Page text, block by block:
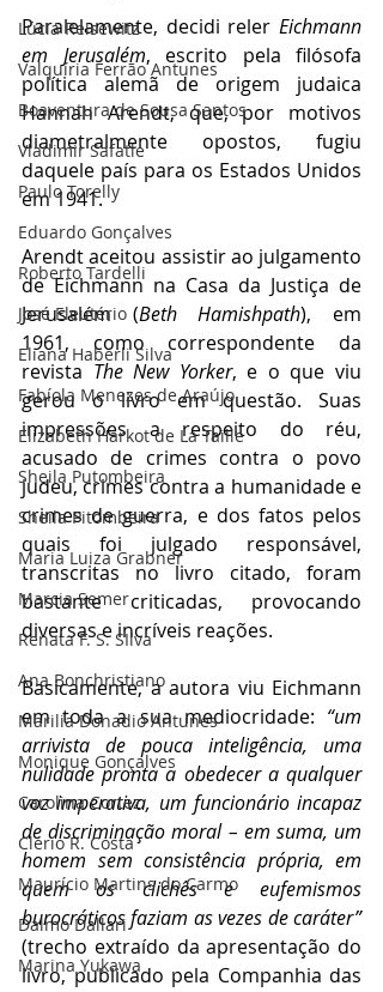
Lúcia Reisewitz
Valquíria Ferrão Antunes
Boaventura de Sousa Santos
Vladimir Safatle
Paulo Torelly
Eduardo Gonçalves
Roberto Tardelli
José Eleutério
Eliana Haberli Silva
Fabíola Menezes de Araújo
Elizabeth Harkot de La Taille
Sheila Putombeira
Sheila Pitombeira
Maria Luiza Grabner
Marcia Semer
Renata F. S. SIlva
Ana Bonchristiano
Marilia Donadio Antunes
Monique Gonçalves
Carolina Cortez
Clério R. Costa
Maurício Martins do Carmo
Dalmo Dallari
Marina Yukawa
Paralelamente, decidi reler Eichmann
em Jerusalém, escrito pela filósofa
política alemã de origem judaica
Hannah Arendt, que, por motivos
diametralmente opostos, fugiu
daquele país para os Estados Unidos
em 1941.
Arendt aceitou assistir ao julgamento
de Eichmann na Casa da Justiça de
Jerusalém (Beth Hamishpath), em
1961, como correspondente da
revista The New Yorker, e o que viu
gerou o livro em questão. Suas
impressões a respeito do réu,
acusado de crimes contra o povo
judeu, crimes contra a humanidade e
crimes de guerra, e dos fatos pelos
quais foi julgado responsável,
transcritas no livro citado, foram
bastante criticadas, provocando
diversas e incríveis reações.
Basicamente, a autora viu Eichmann
em toda a sua mediocridade: “um
arrivista de pouca inteligência, uma
nulidade pronta a obedecer a qualquer
voz imperativa, um funcionário incapaz
de discriminação moral – em suma, um
homem sem consistência própria, em
quem os clichês e eufemismos
burocráticos faziam as vezes de caráter”
(trecho extraído da apresentação do
livro, publicado pela Companhia das